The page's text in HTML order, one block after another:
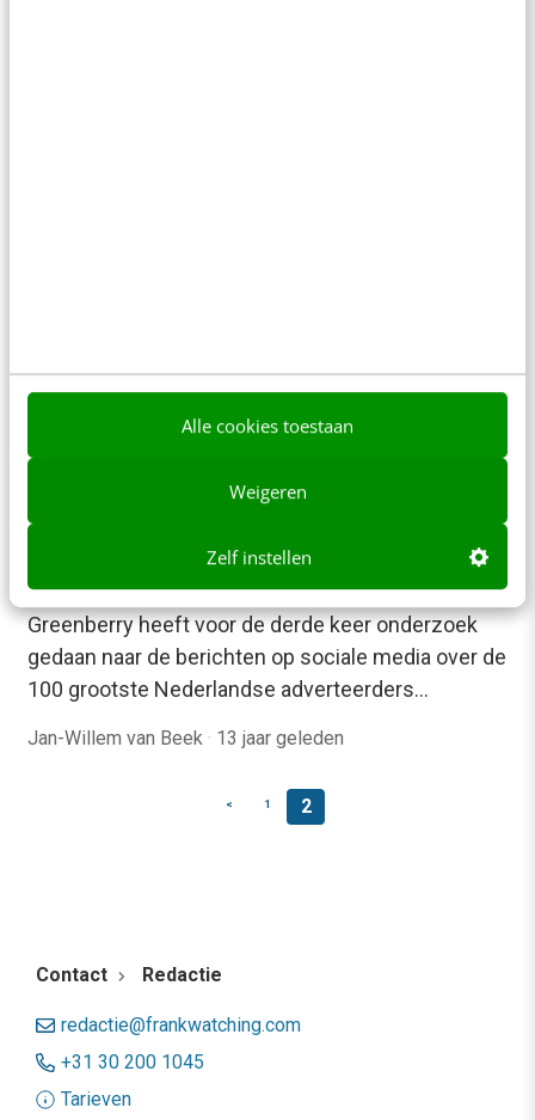
Alle cookies toestaan
Weigeren
Zelf instellen
Kansen op social media voor de top 100
Nederlandse merken
Het Utrechtse communicatiebureau
Greenberry heeft voor de derde keer onderzoek
gedaan naar de berichten op sociale media over de
100 grootste Nederlandse adverteerders…
Jan-Willem van Beek · 13 jaar geleden
< 1 2
Contact Redactie
redactie@frankwatching.com
+31 30 200 1045
Tarieven